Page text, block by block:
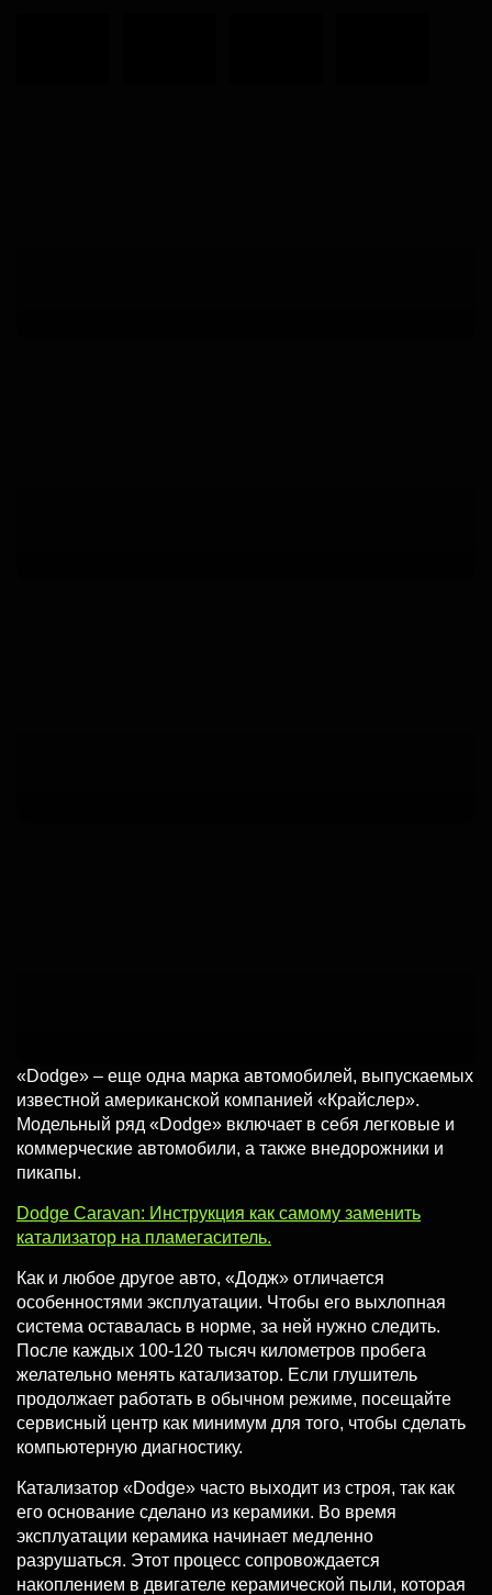
«Dodge» – еще одна марка автомобилей, выпускаемых
известной американской компанией «Крайслер».
Модельный ряд «Dodge» включает в себя легковые и
коммерческие автомобили, а также внедорожники и
пикапы.
Dodge Caravan: Инструкция как самому заменить
катализатор на пламегаситель.
Как и любое другое авто, «Додж» отличается
особенностями эксплуатации. Чтобы его выхлопная
система оставалась в норме, за ней нужно следить.
После каждых 100-120 тысяч километров пробега
желательно менять катализатор. Если глушитель
продолжает работать в обычном режиме, посещайте
сервисный центр как минимум для того, чтобы сделать
компьютерную диагностику.
Катализатор «Dodge» часто выходит из строя, так как
его основание сделано из керамики. Во время
эксплуатации керамика начинает медленно
разрушаться. Этот процесс сопровождается
накоплением в двигателе керамической пыли, которая